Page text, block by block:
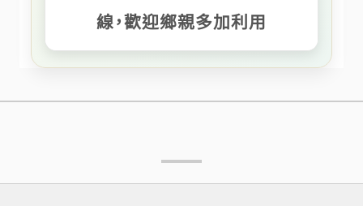
線，歡迎鄉親多加利用